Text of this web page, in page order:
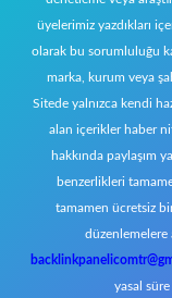
üyelerimiz yazdıkları
olarak bu sorumluluğu
marka, kurum veya
Sitede yalnızca kendi
alan içerikler haber
hakkında paylaşım
benzerlikleri
tamamen ücretsiz
düzenlemelere
yasal